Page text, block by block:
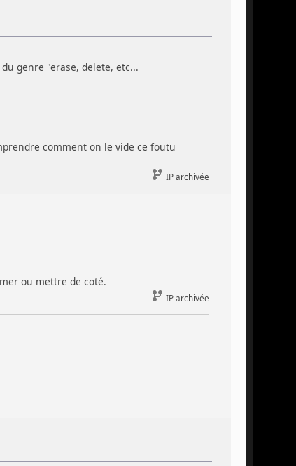
genre "erase, delete, etc...
comment on le vide ce foutu
IP archivée
ou mettre de coté.
IP archivée